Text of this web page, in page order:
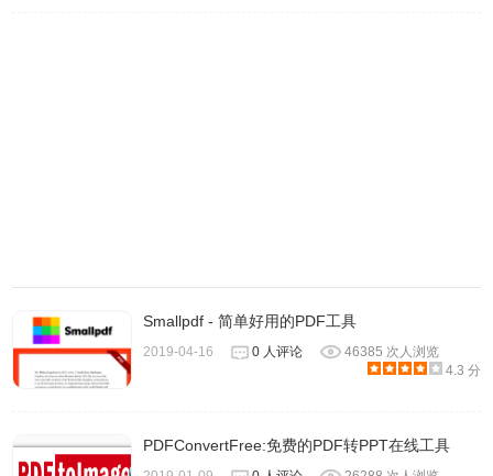
Smallpdf - 简单好用的PDF工具
2019-04-16 0 人评论
46385 次人浏览
4.3 分
PDFConvertFree:免费的PDF转PPT在线工具